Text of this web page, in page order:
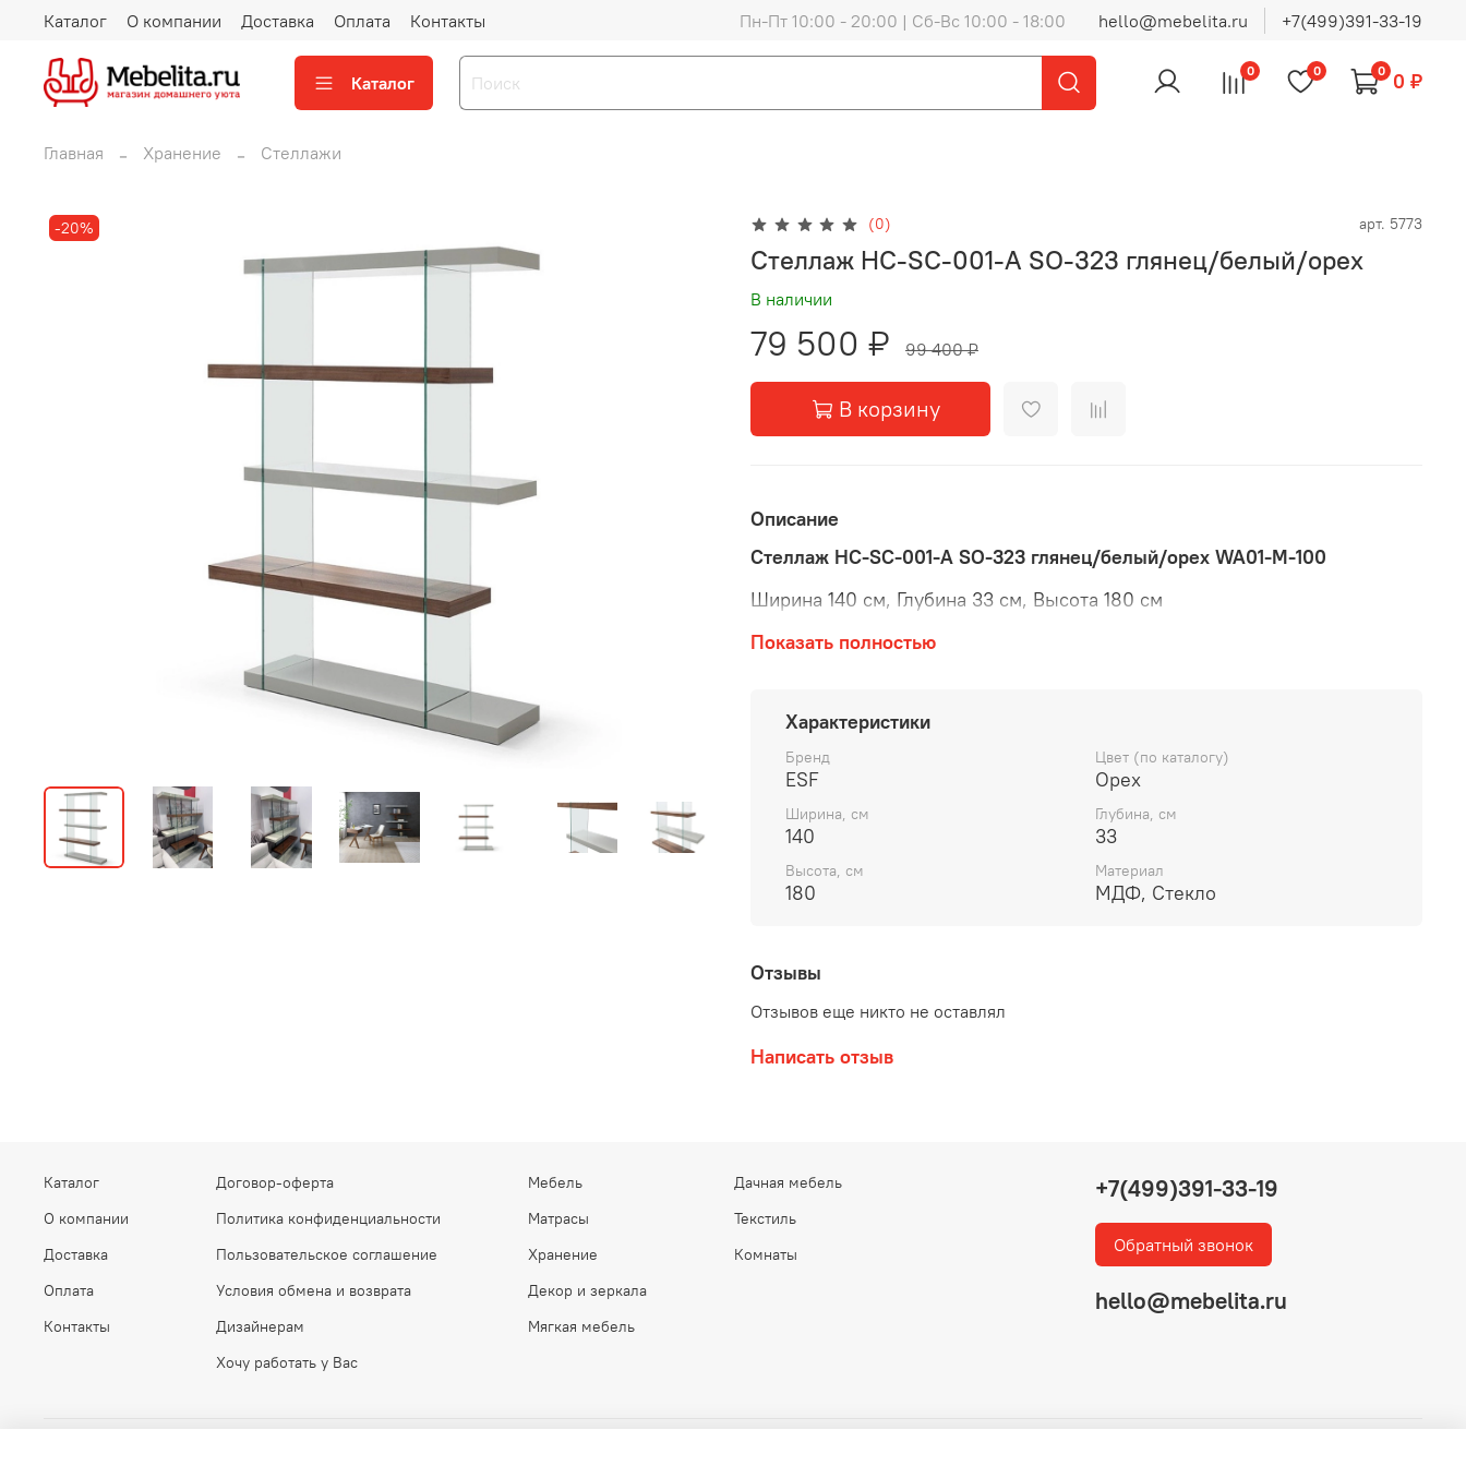
Каталог О компании Доставка Оплата Контакты Пн-Пт 10:00 - 20:00 | Сб-Вс 10:00 - 18:00 hello@mebelita.ru +7(499)391-33-19
Каталог
0 0 0 0 ₽
Главная Хранение Стеллажи
-20% (0) арт. 5773
Стеллаж HC-SC-001-A SO-323 глянец/белый/орех
В наличии
79 500 ₽ 99 400 ₽
В корзину
Описание
Стеллаж HC-SC-001-A SO-323 глянец/белый/орех WA01-M-100
Ширина 140 см, Глубина 33 см, Высота 180 см
МДФ / Каленое стекло / Натуральный шпон ореха / бежевый лак-
Показать полностью
Характеристики
Бренд
ESF
Цвет (по каталогу)
Орех
Ширина, см
140
Глубина, см
33
Высота, см
180
Материал
МДФ, Стекло
Отзывы
Отзывов еще никто не оставлял
Написать отзыв
Каталог
О компании
Доставка
Оплата
Контакты
Договор-оферта
Политика конфиденциальности
Пользовательское соглашение
Условия обмена и возврата
Дизайнерам
Хочу работать у Вас
Мебель
Матрасы
Хранение
Декор и зеркала
Мягкая мебель
Дачная мебель
Текстиль
Комнаты
+7(499)391-33-19
Обратный звонок
hello@mebelita.ru